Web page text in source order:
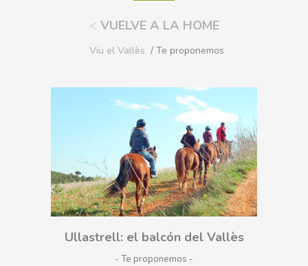
< VUELVE A LA HOME
Viu el Vallès / Te proponemos
Ullastrell: el balcón del Vallès
- Te proponemos